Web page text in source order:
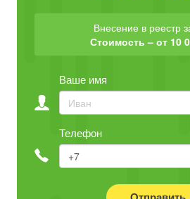
Внесение в реестр
Стоимость – от 10
Ваше имя
Телефон